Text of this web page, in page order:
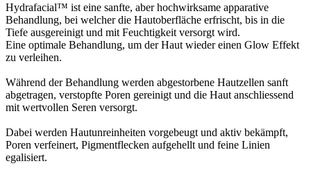
Hydrafacial™ ist eine sanfte, aber hochwirksame apparative
Behandlung, bei welcher die Hautoberfläche erfrischt, bis in die
Tiefe ausgereinigt und mit Feuchtigkeit versorgt wird.
Eine optimale Behandlung, um der Haut wieder einen Glow Effekt
zu verleihen.
Während der Behandlung werden abgestorbene Hautzellen sanft
abgetragen, verstopfte Poren gereinigt und die Haut anschliessend
mit wertvollen Seren versorgt.
Dabei werden Hautunreinheiten vorgebeugt und aktiv bekämpft,
Poren verfeinert, Pigmentflecken aufgehellt und feine Linien
egalisiert.